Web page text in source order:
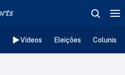
Vídeos Eleições